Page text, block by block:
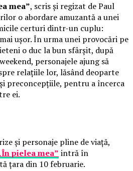
mea”, scris și regizat de Paul
o abordare amuzantă a unei
certuri dintr-un cuplu:
ușor. În urma unei provocări pe
o duc la bun sfârșit, după
personajele ajung să
relațiile lor, lăsând deoparte
preconcepțiile, pentru a încerca
ei.
și personaje pline de viață,
pielea mea” intră în
țara din 10 februarie.